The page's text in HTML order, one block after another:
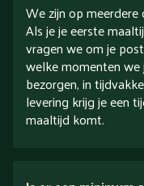
We zijn op
Als je je eerste
vragen we om je
welke momenten
bezorgen, in
levering krijg je een
maaltijd komt.